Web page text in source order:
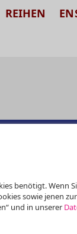
REIHEN
benötigt. Wenn
sowie jenen
und in unserer